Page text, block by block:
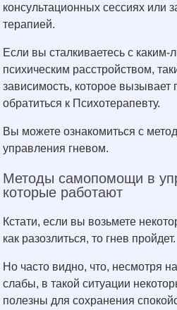
консультационных сессиях или
терапией.
Если вы сталкиваетесь с каким-
психическим расстройством,
зависимость, которое вызывает
обратиться к Психотерапевту.
Вы можете ознакомиться с
управления гневом.
Методы самопомощи в
которые работают
Кстати, если вы возьмете
как разозлиться, то гнев пройдет.
Но часто видно, что, несмотря
слабы, в такой ситуации
полезны для сохранения